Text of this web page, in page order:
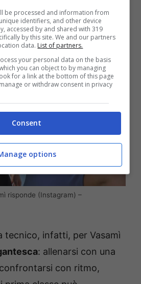
risponde (Instagram) –
tecnico, infatti, per Vasamì
: allenarsi con una
con ritmo,
be processed and information from
identifiers, and other device
accessed by and shared with 319
by this site. We and our partners
data. List of partners.
your personal data on the basis
you can object to by managing
for a link at the bottom of this page
or withdraw consent in privacy
Consent
options